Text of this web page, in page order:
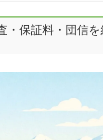
・保証料・団信を